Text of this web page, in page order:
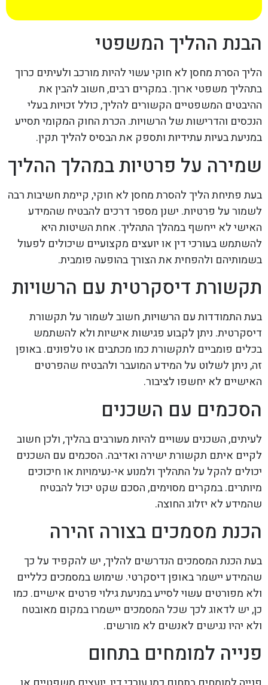
הבנת ההליך המשפטי
הליך הסרת מחסן לא חוקי עשוי להיות מורכב ולעיתים כרוך
בתהליך משפטי ארוך. במקרים רבים, חשוב להבין את
ההיבטים המשפטיים הקשורים להליך, כולל זכויות בעלי
הנכסים והדרישות של הרשויות. הכרת החוק המקומי תסייע
במניעת בעיות עתידיות ותספק את הבסיס להליך תקין.
שמירה על פרטיות במהלך ההליך
בעת פתיחת הליך להסרת מחסן לא חוקי, קיימת חשיבות רבה
לשמור על פרטיות. ישנן מספר דרכים להבטיח שהמידע
האישי לא ייחשף במהלך התהליך. אחת השיטות היא
להשתמש בעורכי דין או יועצים מקצועיים שיכולים לפעול
בשמותיהם ולהפחית את הצורך בהופעה פומבית.
תקשורת דיסקרטית עם הרשויות
בעת התמודדות עם הרשויות, חשוב לשמור על תקשורת
דיסקרטית. ניתן לקבוע פגישות אישיות ולא להשתמש
בכלים פומביים לתקשורת כמו מכתבים או טלפונים. באופן
זה, ניתן לשלוט על המידע המועבר ולהבטיח שהפרטים
האישיים לא יחשפו לציבור.
הסכמים עם השכנים
לעיתים, השכנים עשויים להיות מעורבים בהליך, ולכן חשוב
לקיים איתם תקשורת ישירה ואדיבה. הסכמים עם השכנים
יכולים להקל על התהליך ולמנוע אי-נעימויות או חיכוכים
מיותרים. במקרים מסוימים, הסכם שקט יכול להבטיח
שהמידע לא יזלוג החוצה.
הכנת מסמכים בצורה זהירה
בעת הכנת המסמכים הנדרשים להליך, יש להקפיד על כך
שהמידע יישמר באופן דיסקרטי. שימוש במסמכים כלליים
ולא מפורטים עשוי לסייע במניעת גילוי פרטים אישיים. כמו
כן, יש לדאוג לכך שכל המסמכים יישמרו במקום מאובטח
ולא יהיו נגישים לאנשים לא מורשים.
פנייה למומחים בתחום